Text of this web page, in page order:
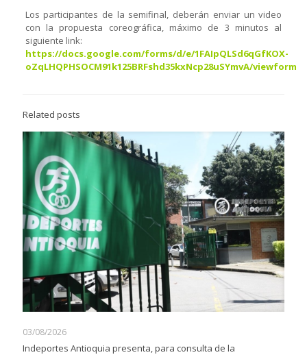
Los participantes de la semifinal, deberán enviar un video
con la propuesta coreográfica, máximo de 3 minutos al
siguiente link:
https://docs.google.com/forms/d/e/1FAIpQLSd6qGfKOX-
oZqLHQPHSOCM91k125BRFshd35kxNcp28uSYmvA/viewform
Related posts
03/08/2026
Indeportes Antioquia presenta, para consulta de la